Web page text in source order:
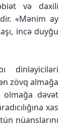
və daxili
«Mənim ay
incə duyğu
dinləyiciləri
zövq almağa
olmağa dəvət
xas
nüanslarını